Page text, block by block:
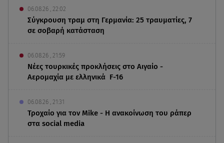
06.08.26 , 22:02
Σύγκρουση τραμ στη Γερμανία: 25 τραυματίες, 7
σε σοβαρή κατάσταση
06.08.26 , 21:59
Νέες τουρκικές προκλήσεις στο Αιγαίο -
Αερομαχία με ελληνικά F-16
06.08.26 , 21:31
Τροχαίο για τον Mike - Η ανακοίνωση του ράπερ
στα social media